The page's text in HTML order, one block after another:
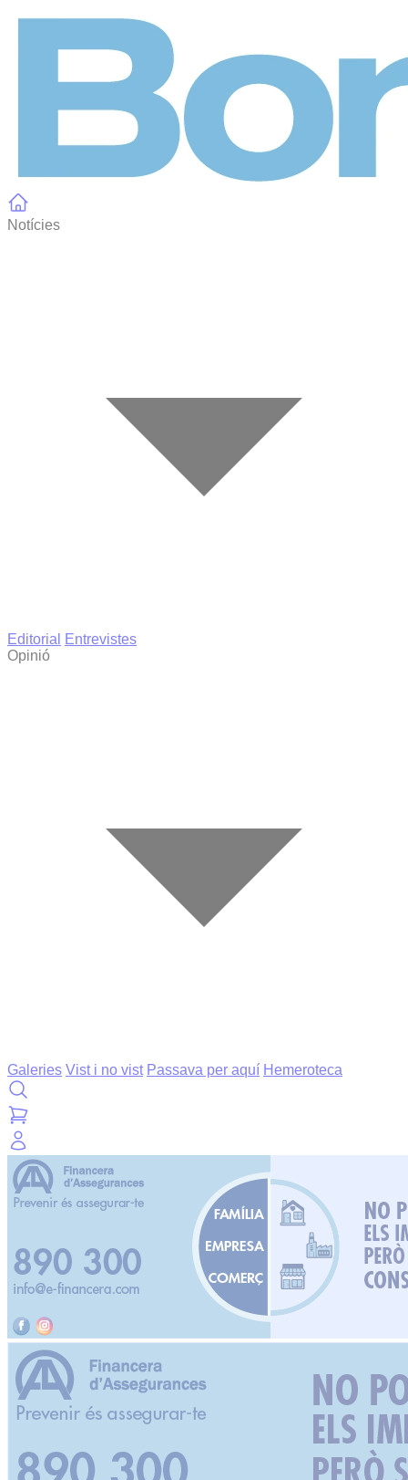
Notícies
Editorial
Entrevistes
Opinió
Galeries Vist i no vist Passava per aquí Hemeroteca